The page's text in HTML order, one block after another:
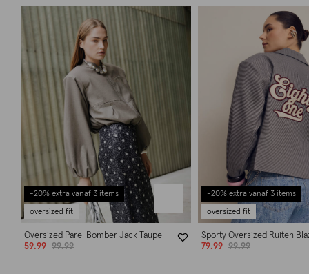
-20% extra vanaf 3 items
oversized fit
Oversized Parel Bomber Jack Taupe
59.99
99.99
-20% extra vanaf 3 items
oversized fit
Sporty Oversized Ruiten
79.99
99.99